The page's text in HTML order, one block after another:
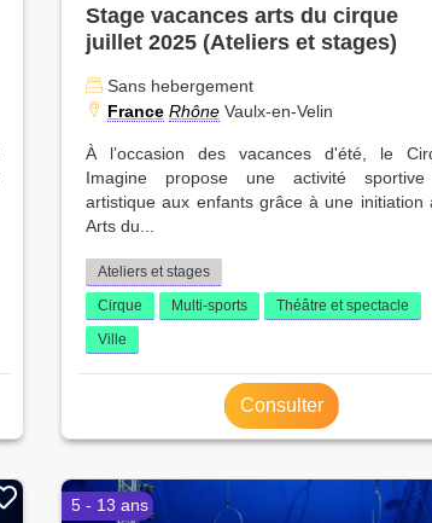
Stage vacances arts du cirque
juillet 2025 (Ateliers et stages)
Sans hebergement
France Rhône Vaulx-en-Velin
À l’occasion des vacances d'été, le
Imagine propose une activité
artistique aux enfants grâce à une initiation
Arts du...
Ateliers et stages
Cirque
Multi-sports
Théâtre et spectacle
Ville
Consulter
5 - 13 ans